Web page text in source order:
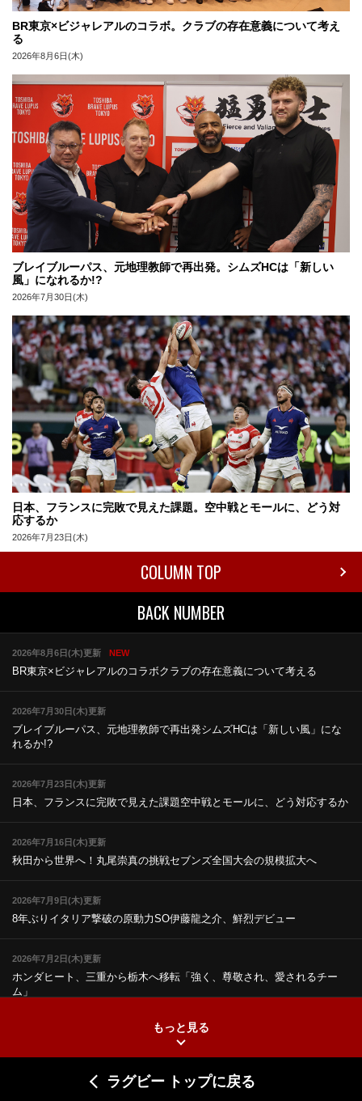
BR東京×ビジャレアルのコラボ。クラブの存在意義について考え
る
2026年8月6日(木)
ブレイブルーパス、元地理教師で再出発。シムズHCは「新しい
風」になれるか!?
2026年7月30日(木)
日本、フランスに完敗で見えた課題。空中戦とモールに、どう対
応するか
2026年7月23日(木)
COLUMN TOP
BACK NUMBER
2026年8月6日(木)更新 NEW
BR東京×ビジャレアルのコラボクラブの存在意義について考える
2026年7月30日(木)更新
ブレイブルーパス、元地理教師で再出発シムズHCは「新しい風」にな
れるか!?
2026年7月23日(木)更新
日本、フランスに完敗で見えた課題空中戦とモールに、どう対応するか
2026年7月16日(木)更新
秋田から世界へ！丸尾崇真の挑戦セブンズ全国大会の規模拡大へ
2026年7月9日(木)更新
8年ぶりイタリア撃破の原動力SO伊藤龍之介、鮮烈デビュー
2026年7月2日(木)更新
ホンダヒート、三重から栃木へ移転「強く、尊敬され、愛されるチー
ム」
2026年6月18日(木)更新
もっと見る
ラグビー トップに戻る